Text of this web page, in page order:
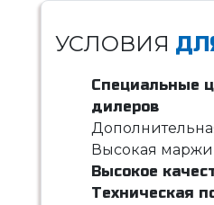
УСЛОВИЯ
Специальные
дилеров
Высокая
Высокое
Техническая